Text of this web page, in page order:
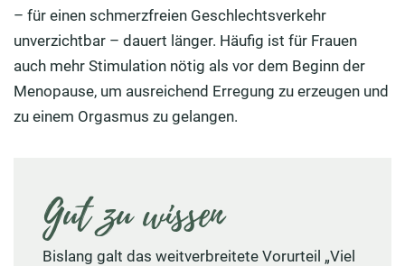
– für einen schmerzfreien Geschlechtsverkehr
unverzichtbar – dauert länger. Häufig ist für Frauen
auch mehr Stimulation nötig als vor dem Beginn der
Menopause, um ausreichend Erregung zu erzeugen und
zu einem Orgasmus zu gelangen.
Gut zu wissen
Bislang galt das weitverbreitete Vorurteil „Viel